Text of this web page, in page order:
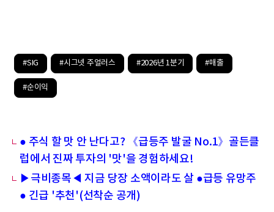
#SIG #시그넷 주얼러스 #2026년 1분기 #매출
#순이익
● 주식 할 맛 안 난다고? 《급등주 발굴 No.1》골든클
럽에서 진짜 투자의 '맛'을 경험하세요!
▶극비종목◀ 지금 당장 소액이라도 살 ●급등 유망주
● 긴급 '추천'(선착순 공개)